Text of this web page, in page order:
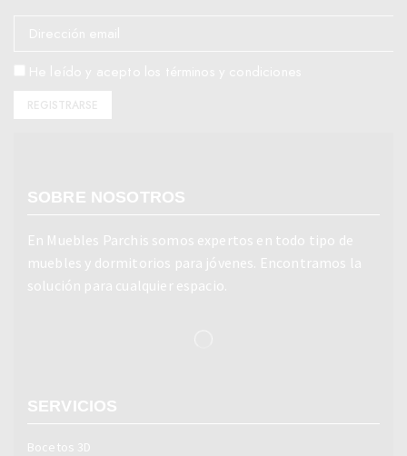
SOBRE NOSOTROS
En Muebles Parchis somos expertos en todo tipo de
muebles y dormitorios para jóvenes. Encontramos la
solución para cualquier espacio.
SERVICIOS
Bocetos 3D